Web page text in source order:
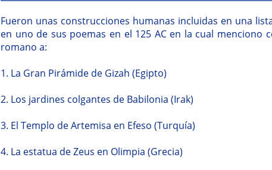
Fueron unas construcciones humanas incluidas en una
en uno de sus poemas en el 125 AC en la cual menciono
romano a:
1. La Gran Pirámide de Gizah (Egipto)
2. Los jardines colgantes de Babilonia (Irak)
3. El Templo de Artemisa en Efeso (Turquía)
4. La estatua de Zeus en Olimpia (Grecia)